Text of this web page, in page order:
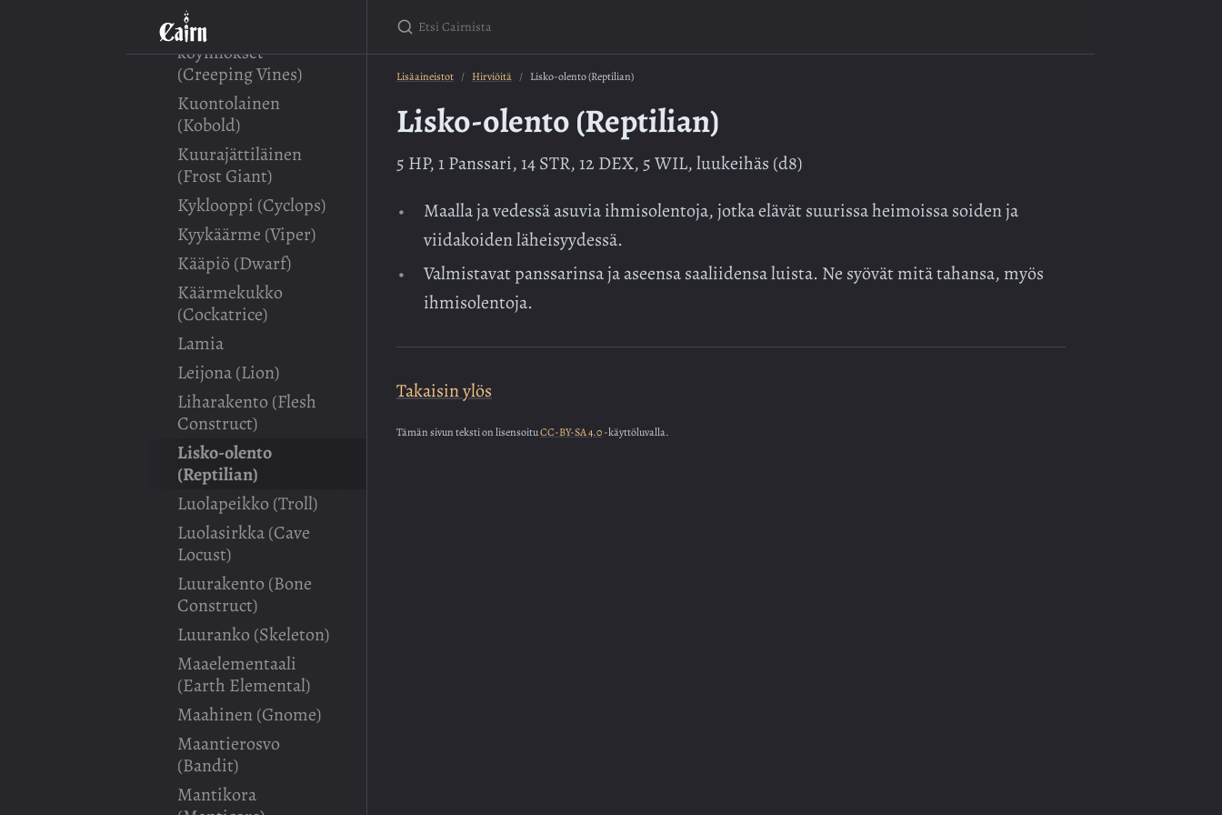
Kuhisevat
köynnökset
(Creeping Vines)
Kuontolainen
(Kobold)
Kuurajättiläinen
(Frost Giant)
Kyklooppi (Cyclops)
Kyykäärme (Viper)
Kääpiö (Dwarf)
Käärmekukko
(Cockatrice)
Lamia
Leijona (Lion)
Liharakento (Flesh
Construct)
Lisko-olento
(Reptilian)
Luolapeikko (Troll)
Luolasirkka (Cave
Locust)
Luurakento (Bone
Construct)
Luuranko (Skeleton)
Maaelementaali
(Earth Elemental)
Maahinen (Gnome)
Maantierosvo
(Bandit)
Mantikora
Lisäaineistot Hirviöitä Lisko-olento (Reptilian)
Lisko-olento (Reptilian)
5 HP, 1 Panssari, 14 STR, 12 DEX, 5 WIL, luukeihäs (d8)
Maalla ja vedessä asuvia ihmisolentoja, jotka elävät suurissa heimoissa soiden ja
viidakoiden läheisyydessä.
Valmistavat panssarinsa ja aseensa saaliidensa luista. Ne syövät mitä tahansa, myös
ihmisolentoja.
Takaisin ylös
Tämän sivun teksti on lisensoituCC-BY-SA 4.0-käyttöluvalla.